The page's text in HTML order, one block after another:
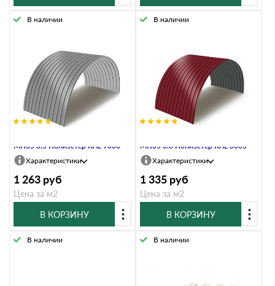
МП35 0.5 Полиэстер RAL 9006
В наличии
Характеристики
1 263 руб
Цена за м2
В КОРЗИНУ
МП35 0.6 Полиэстер RAL 3005
В наличии
Характеристики
1 335 руб
Цена за м2
В КОРЗИНУ
В наличии В наличии